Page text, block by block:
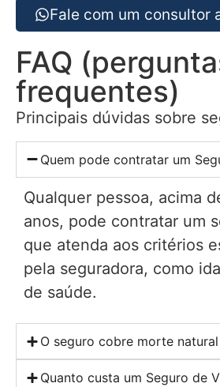
Fale com um consultor
FAQ
frequentes)
Principais dúvidas sobre
Quem pode contratar um
Qualquer pessoa, acima
anos, pode contratar um
que atenda aos critérios
pela seguradora, como
de saúde.
O seguro cobre morte
Quanto custa um Seguro de